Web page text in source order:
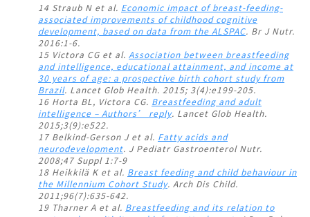
14 Straub N et al. Economic impact of breast-feeding-
associated improvements of childhood cognitive
development, based on data from the ALSPAC. Br J Nutr.
2016:1-6.
15 Victora CG et al. Association between breastfeeding
and intelligence, educational attainment, and income at
30 years of age: a prospective birth cohort study from
Brazil. Lancet Glob Health. 2015; 3(4):e199-205.
16 Horta BL, Victora CG. Breastfeeding and adult
intelligence – Authors’ reply. Lancet Glob Health.
2015;3(9):e522.
17 Belkind-Gerson J et al. Fatty acids and
neurodevelopment. J Pediatr Gastroenterol Nutr.
2008;47 Suppl 1:7-9
18 Heikkilä K et al. Breast feeding and child behaviour in
the Millennium Cohort Study. Arch Dis Child.
2011;96(7):635-642.
19 Tharner A et al. Breastfeeding and its relation to